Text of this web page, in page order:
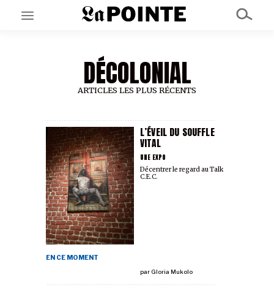
EN CE MOMENT
GRAND ANGLE
AU LARGE
À PROPOS
NOS PARTENAIRES
SOUTENEZ NOUS
DÉCOLONIAL
ARTICLES LES PLUS RÉCENTS
L’ÉVEIL DU SOUFFLE
VITAL
UNE EXPO
EN CE MOMENT
par Gloria Mukolo
Décentrer le regard au Talk
C.E.C.